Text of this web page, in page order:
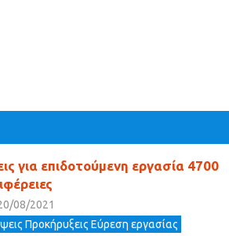
για επιδοτούμενη εργασία 4700
08/2021
Προκήρυξεις Εύρεση εργασίας